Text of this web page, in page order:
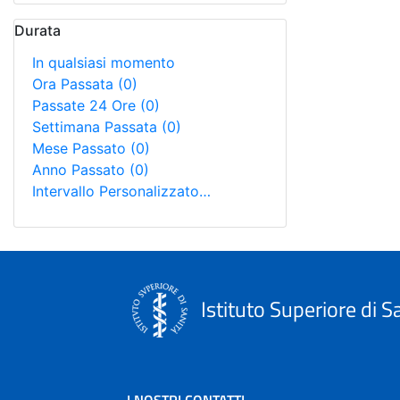
Durata
In qualsiasi momento
Ora Passata (0)
Passate 24 Ore (0)
Settimana Passata (0)
Mese Passato (0)
Anno Passato (0)
Intervallo Personalizzato…
Istituto Superiore di